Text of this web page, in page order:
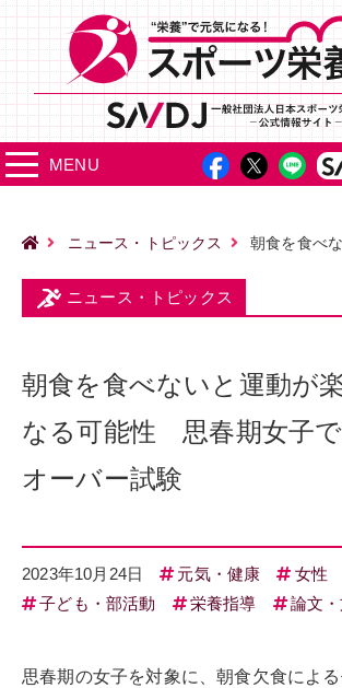
MENU
ニュース・トピックス 朝食を食べないと運動が楽しくなく
ニュース・トピックス
朝食を食べないと運動が
なる可能性 思春期女子
オーバー試験
2023年10月24日 元気・健康
女性
子ども・部活動
栄養指導 論文
思春期の女子を対象に、朝食欠食によ